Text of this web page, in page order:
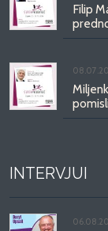
Filip
INTERVJUI